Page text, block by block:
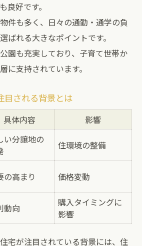
良好です。
件も多く、日々の通勤・通学の負
ばれる大きなポイントです。
園も充実しており、子育て世帯か
に支持されています。
目される背景とは
具体内容 影響
い分譲地の
住環境の整備
の高まり 価格変動
動向
購入タイミングに
影響
宅が注目されている背景には、住